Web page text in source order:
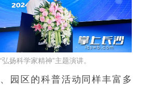
扬科学家精神”主题演讲。
园区的科普活动同样丰富多